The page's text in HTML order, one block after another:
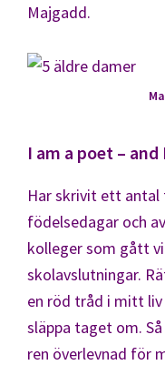
Majgadd.
I am a poet –
Har skrivit ett
födelsedagar och
kolleger som gått
skolavslutningar.
en röd tråd i mitt
släppa taget om.
ren överlevnad för